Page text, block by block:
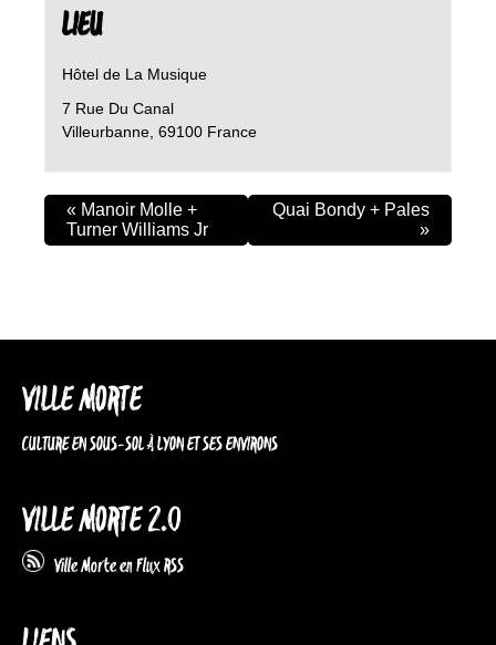
LIEU
Hôtel de La Musique
7 Rue Du Canal
Villeurbanne, 69100 France
« Manoir Molle +
Turner Williams Jr
Quai Bondy + Pales
»
VILLE MORTE
CULTURE EN SOUS-SOL À LYON ET SES ENVIRONS
VILLE MORTE 2.0
Ville Morte en Flux RSS